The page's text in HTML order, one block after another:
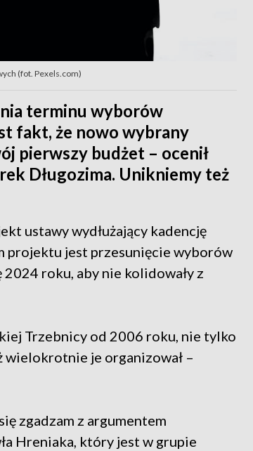
(fot. Pexels.com)
terminu wyborów
fakt, że nowo wybrany
pierwszy budżet – ocenił
Długozima. Unikniemy też
ustawy wydłużający kadencję
projektu jest przesunięcie wyborów
roku, aby nie kolidowały z
Trzebnicy od 2006 roku, nie tylko
wielokrotnie je organizował –
zgadzam z argumentem
Hreniaka, który jest w grupie